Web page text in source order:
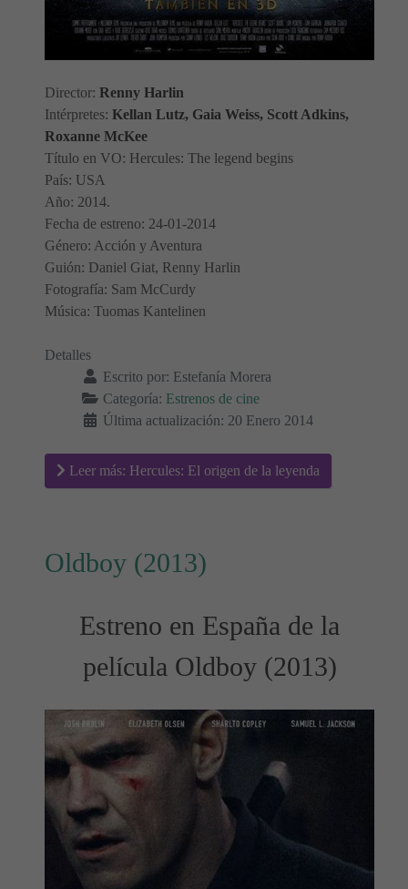
Director: Renny Harlin
Intérpretes: Kellan Lutz, Gaia Weiss, Scott Adkins,
Roxanne McKee
Título en VO: Hercules: The legend begins
País: USA
Año: 2014.
Fecha de estreno: 24-01-2014
Género: Acción y Aventura
Guión: Daniel Giat, Renny Harlin
Fotografía: Sam McCurdy
Música: Tuomas Kantelinen
Detalles
Escrito por: Estefanía Morera
Categoría: Estrenos de cine
Última actualización: 20 Enero 2014
Leer más: Hercules: El origen de la leyenda
Oldboy (2013)
Estreno en España de la
película Oldboy (2013)